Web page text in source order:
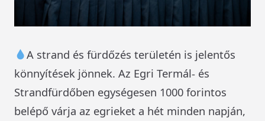
A strand és fürdőzés területén is jelentős
könnyítések jönnek. Az Egri Termál- és
Strandfürdőben egységesen 1000 forintos
belépő várja az egrieket a hét minden napján,